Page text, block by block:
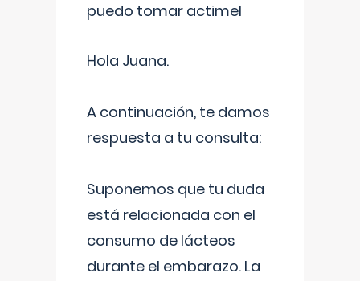
puedo tomar actimel
Hola Juana.
A continuación, te damos
respuesta a tu consulta:
Suponemos que tu duda
está relacionada con el
consumo de lácteos
durante el embarazo. La